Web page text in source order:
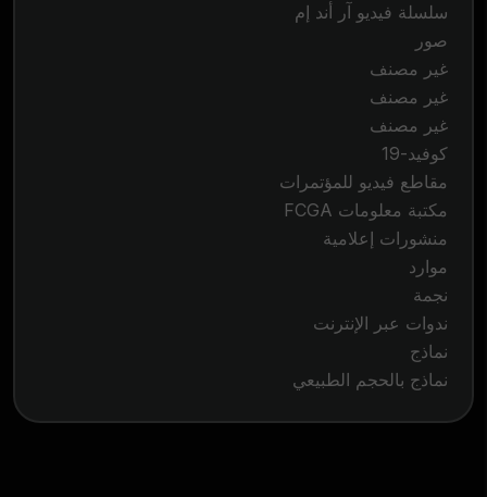
سلسلة فيديو آر أند إم
صور
غير مصنف
غير مصنف
غير مصنف
كوفيد-19
مقاطع فيديو للمؤتمرات
مكتبة معلومات FCGA
منشورات إعلامية
موارد
نجمة
ندوات عبر الإنترنت
نماذج
نماذج بالحجم الطبيعي